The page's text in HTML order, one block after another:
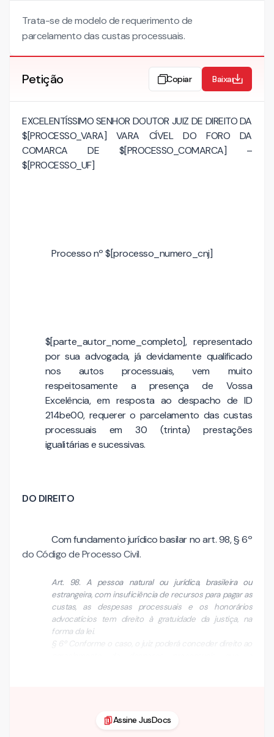
Trata-se de modelo de requerimento de
parcelamento das custas processuais.
Petição Copiar Baixar
EXCELENTÍSSIMO SENHOR DOUTOR JUIZ DE DIREITO DA
$[PROCESSO_VARA] VARA CÍVEL DO FORO DA
COMARCA DE $[PROCESSO_COMARCA] –
$[PROCESSO_UF]
Processo nº $[processo_numero_cnj]
$[parte_autor_nome_completo], representado
por sua advogada, já devidamente qualificado
nos autos processuais, vem muito
respeitosamente a presença de Vossa
Excelência, em resposta ao despacho de ID
214be00, requerer o parcelamento das custas
processuais em 30 (trinta) prestações
igualitárias e sucessivas.
DO DIREITO
Com fundamento jurídico basilar no art. 98, § 6º
do Código de Processo Civil.
Art. 98. A pessoa natural ou jurídica, brasileira ou
estrangeira, com insuficiência de recursos para pagar as
custas, as despesas processuais e os honorários
advocatícios tem direito à gratuidade da justiça, na
forma da lei.
§ 6º Conforme o caso, o juiz poderá conceder direito ao
Assine JusDocs